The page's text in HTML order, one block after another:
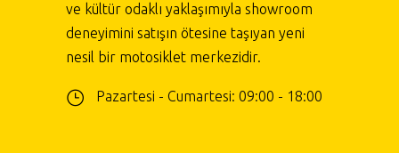
ve kültür odaklı yaklaşımıyla showroom
deneyimini satışın ötesine taşıyan yeni
nesil bir motosiklet merkezidir.
Pazartesi - Cumartesi: 09:00 - 18:00